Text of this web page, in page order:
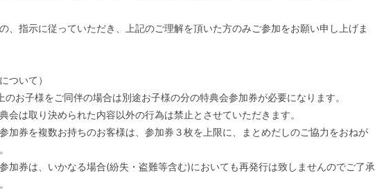
、指示に従っていただき、上記のご理解を頂いた方のみご参加をお願い申し上げま
ついて）
のお子様をご同伴の場合は別途お子様の分の特典会参加券が必要になります。
会は取り決められた内容以外の行為は禁止とさせていただきます。
参加券を複数お持ちのお客様は、参加券３枚を上限に、まとめだしのご協力をおねが
参加券は、いかなる場合(紛失・盗難等含む)においても再発行は致しませんのでご了承